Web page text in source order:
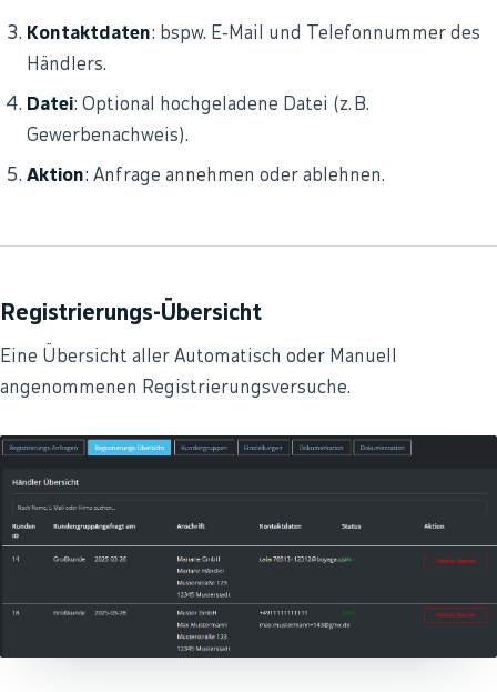
Kontaktdaten: bspw. E-Mail und Telefonnummer des
Händlers.
Datei: Optional hochgeladene Datei (z. B.
Gewerbenachweis).
Aktion: Anfrage annehmen oder ablehnen.
Registrierungs-Übersicht
Eine Übersicht aller Automatisch oder Manuell
angenommenen Registrierungsversuche.